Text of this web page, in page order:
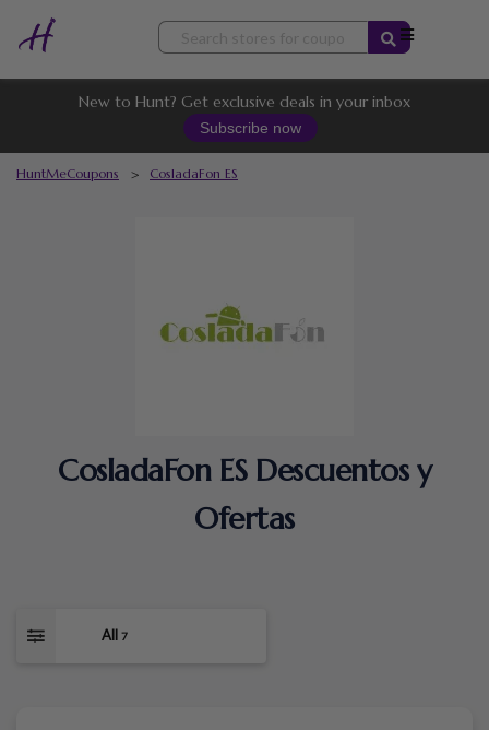
Skip
content
New to Hunt? Get exclusive deals in your inbox
Subscribe now
HuntMeCoupons > CosladaFon ES
CosladaFon ES Descuentos y
Ofertas
All 7